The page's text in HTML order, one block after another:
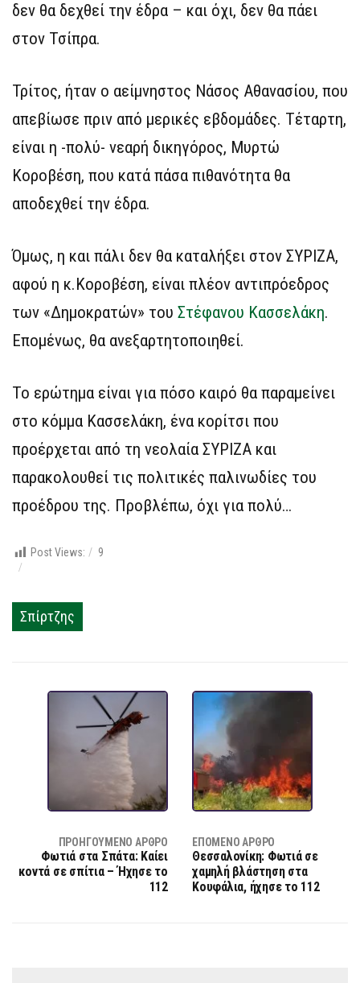
δεν θα δεχθεί την έδρα – και όχι, δεν θα πάει
στον Τσίπρα.
Τρίτος, ήταν ο αείμνηστος Νάσος Αθανασίου, που
απεβίωσε πριν από μερικές εβδομάδες. Τέταρτη,
είναι η -πολύ- νεαρή δικηγόρος, Μυρτώ
Κοροβέση, που κατά πάσα πιθανότητα θα
αποδεχθεί την έδρα.
Όμως, η και πάλι δεν θα καταλήξει στον ΣΥΡΙΖΑ,
αφού η κ.Κοροβέση, είναι πλέον αντιπρόεδρος
των «Δημοκρατών» του Στέφανου Κασσελάκη.
Επομένως, θα ανεξαρτητοποιηθεί.
Το ερώτημα είναι για πόσο καιρό θα παραμείνει
στο κόμμα Κασσελάκη, ένα κορίτσι που
προέρχεται από τη νεολαία ΣΥΡΙΖΑ και
παρακολουθεί τις πολιτικές παλινωδίες του
προέδρου της. Προβλέπω, όχι για πολύ…
Post Views: 9
Σπίρτζης
ΠΡΟΗΓΟΎΜΕΝΟ ΆΡΘΡΟ
Φωτιά στα Σπάτα: Καίει
κοντά σε σπίτια – Ήχησε το
112
ΕΠΌΜΕΝΟ ΆΡΘΡΟ
Θεσσαλονίκη: Φωτιά σε
χαμηλή βλάστηση στα
Κουφάλια, ήχησε το 112